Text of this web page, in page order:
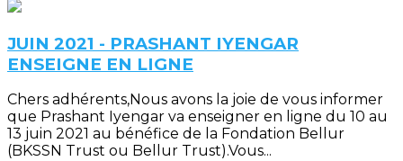
JUIN 2021 - PRASHANT IYENGAR
ENSEIGNE EN LIGNE
Chers adhérents,Nous avons la joie de vous informer
que Prashant Iyengar va enseigner en ligne du 10 au
13 juin 2021 au bénéfice de la Fondation Bellur
(BKSSN Trust ou Bellur Trust).Vous...